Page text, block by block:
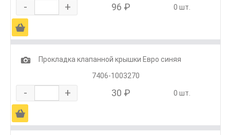
- + 96 ₽ 0 шт.
Ä
1
Прокладка клапанной крышки Евро синяя
7406-1003270
- + 30 ₽ 0 шт.
Ä